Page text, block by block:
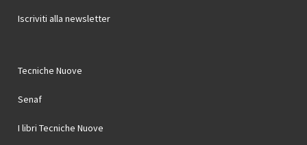
Iscriviti alla newsletter
Tecniche Nuove
Senaf
I libri Tecniche Nuove